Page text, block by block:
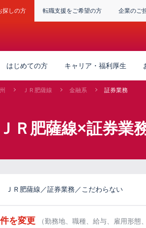
探しの方 転職支援をご希望の方 企業のご
はじめての方 キャリア・福利厚生
ＪＲ肥薩線 金融系 証券業務
ＪＲ肥薩線×証券業
ＪＲ肥薩線／証券業務／こだわらない
を変更 （勤務地、職種、給与、雇用形態